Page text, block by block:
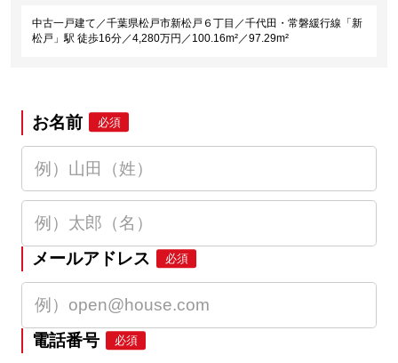
中古一戸建て／千葉県松戸市新松戸６丁目／千代田・常磐緩行線「新
松戸」駅 徒歩16分／4,280万円／100.16m²／97.29m²
お名前 必須
メールアドレス 必須
電話番号 必須